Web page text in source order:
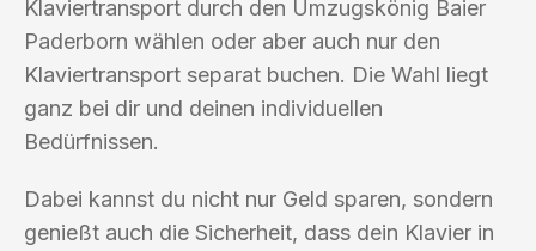
Klaviertransport durch den Umzugskönig Baier
Paderborn wählen oder aber auch nur den
Klaviertransport separat buchen. Die Wahl liegt
ganz bei dir und deinen individuellen
Bedürfnissen.
Dabei kannst du nicht nur Geld sparen, sondern
genießt auch die Sicherheit, dass dein Klavier in